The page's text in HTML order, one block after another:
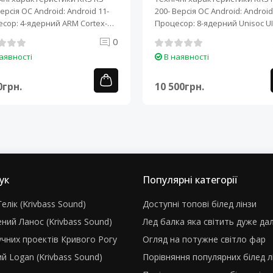
ОС Android: Android 11-
4-ядерний ARM Cortex-
0
200- Версія ОС Android:
Процесор: 8-ядерний Unisoc
В наявності
10 500грн.
(Krivbass Sound)
Ланос (Krivbass Sound)
проектів Кривого Рогу
Logan (Krivbass Sound)
Популярні категорії
Доступні топові білед лінзи
Лед балка яка світить дуже
Огляд на потужне світло фар
Порівняння популярних білед